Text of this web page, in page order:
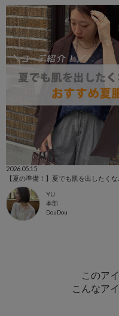
2026.05.15
YU
本部
DouDou
このア
こんなア